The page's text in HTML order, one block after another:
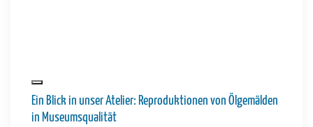
Ein Blick in unser Atelier: Reproduktionen von Ölgemälden
in Museumsqualität